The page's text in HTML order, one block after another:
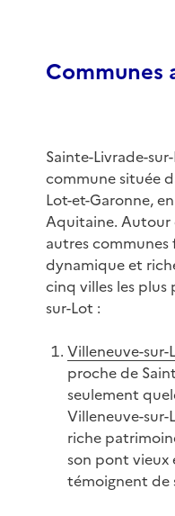
Communes
Sainte-Livrade-
commune située
Lot-et-Garonne,
Aquitaine. Autour
autres
dynamique et
cinq villes les plus
sur-Lot :
Villeneuve-sur-
proche de
seulement
Villeneuve-
riche
son pont vieux
témoignent de